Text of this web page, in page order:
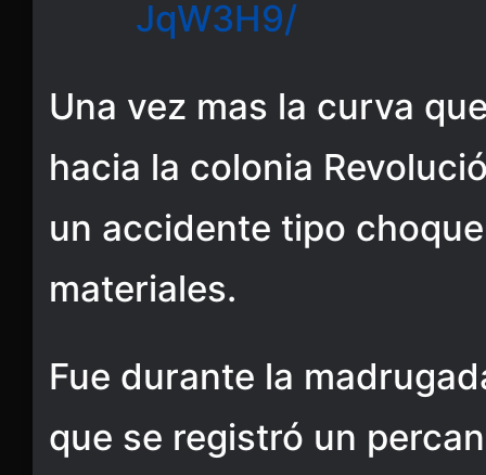
JqW3H9/
Una vez mas la curva
hacia la colonia
un accidente tipo
materiales.
Fue durante la
que se registró un